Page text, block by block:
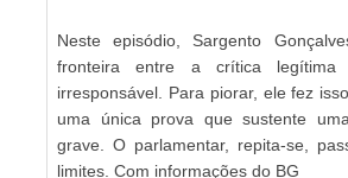
Neste episódio, Sargento
fronteira entre a crítica
irresponsável. Para piorar, ele fez
uma única prova que sustente
grave. O parlamentar, repita-se,
limites. Com informações do BG